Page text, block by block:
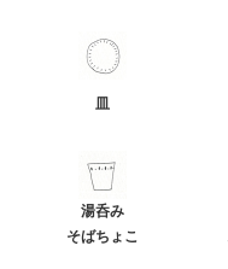
皿
湯呑み
そばちょこ